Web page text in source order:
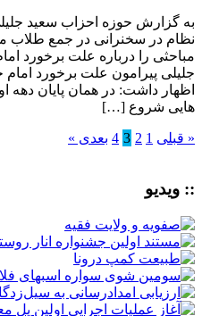
به گزارش حوزه احزاب سعید
مباحثی را درباره علت برخورد
جلیلی پیرامون علت برخورد
اظهار داشت: در همان پایان دهه
هایی شروع […]
« قبلی 1
2
3
4 بعدی »
:: ویدیو